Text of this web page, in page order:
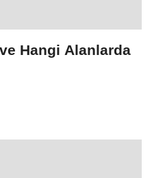
Hangi Alanlarda